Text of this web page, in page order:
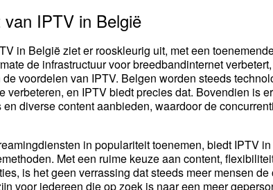
van IPTV in België
in België ziet er rooskleurig uit, met een
de infrastructuur voor breedbandinternet
voordelen van IPTV. Belgen worden steeds
verbeteren, en IPTV biedt precies dat. Bovendien is
diverse content aanbieden, waardoor de
in populariteit toenemen, biedt IPTV
Met een ruime keuze aan content,
is het geen verrassing dat steeds meer mensen
voor iedereen die op zoek is naar een meer